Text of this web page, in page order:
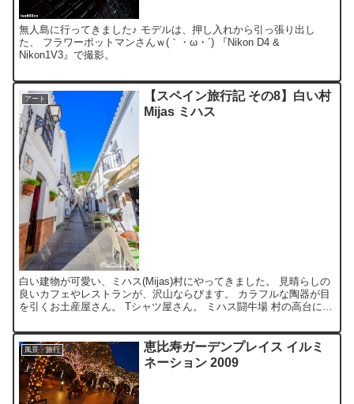
無人島に行ってきました♪ モデルは、押し入れから引っ張り出し
た、 フラワーポットマンさんｗ(｀・ω・´) 『Nikon D4 &
Nikon1V3』で撮影。
アート
【スペイン旅行記 その8】白い村
Mijas ミハス
白い建物が可愛い、ミハス(Mijas)村にやってきました。 見晴らしの
良いカフェやレストランが、沢山ならびます。 カラフルな陶器が目
を引くお土産屋さん。 Tシャツ屋さん。 ミハス闘牛場 村の高台にあ
風景・旅行
恵比寿ガーデンプレイス イルミ
ネーション 2009